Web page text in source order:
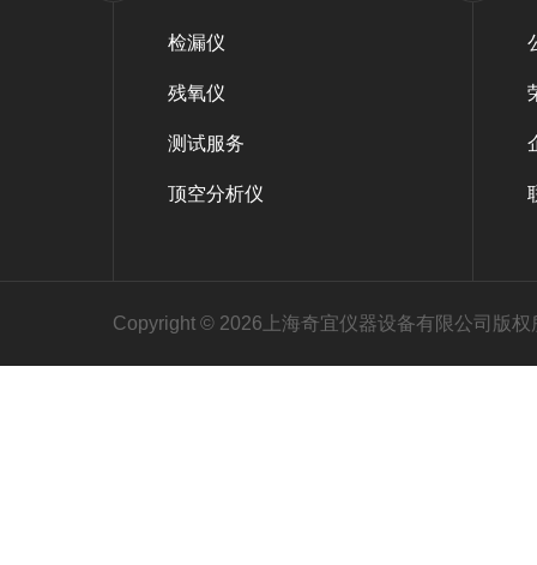
检漏仪
残氧仪
测试服务
顶空分析仪
Copyright © 2026上海奇宜仪器设备有限公司版